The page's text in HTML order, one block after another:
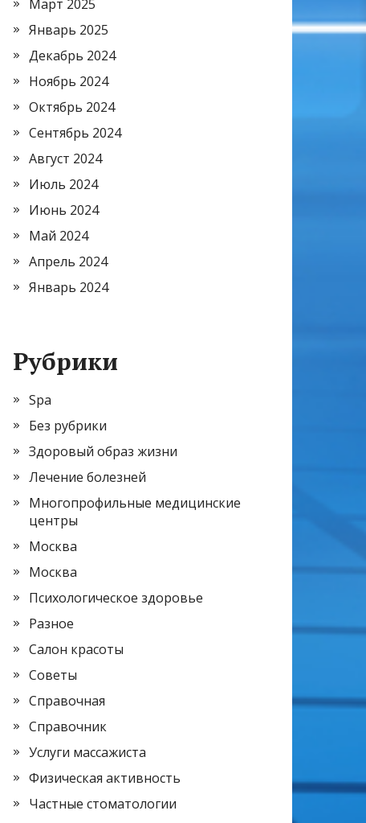
Март 2025
Январь 2025
Декабрь 2024
Ноябрь 2024
Октябрь 2024
Сентябрь 2024
Август 2024
Июль 2024
Июнь 2024
Май 2024
Апрель 2024
Январь 2024
Рубрики
Spa
Без рубрики
Здоровый образ жизни
Лечение болезней
Многопрофильные медицинские
центры
Москва
Москва
Психологическое здоровье
Разное
Салон красоты
Советы
Справочная
Справочник
Услуги массажиста
Физическая активность
Частные стоматологии